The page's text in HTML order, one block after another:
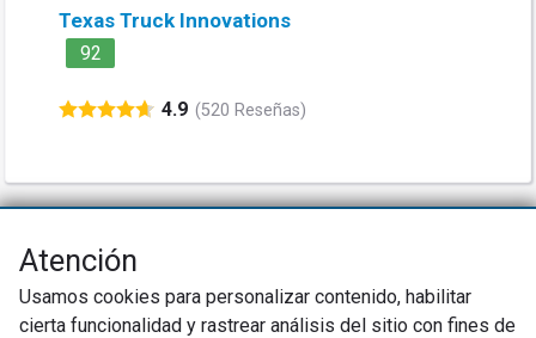
Texas Truck Innovations
92
4.9 (520 Reseñas)
Net Promoter® NPS®, NPS Prism®, y los emoticonos relacionados con
Inc., y Fred Reichheld. Net Promoter Score™ y Net Promoter System™ son
marcas de servicio de Bain & Company, Inc., y Fred Reichheld.
Atención
Usamos cookies para personalizar contenido, habilitar
cierta funcionalidad y rastrear análisis del sitio con fines de